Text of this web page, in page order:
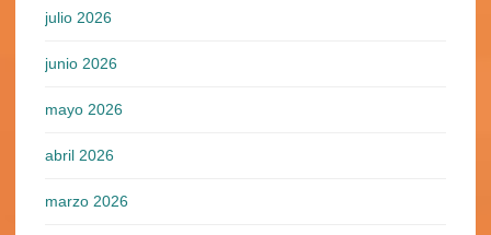
julio 2026
junio 2026
mayo 2026
abril 2026
marzo 2026